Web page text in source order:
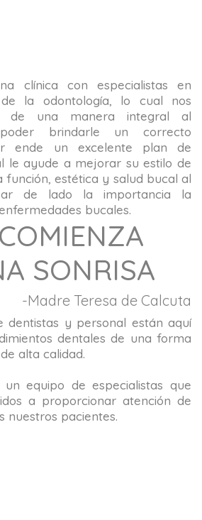
clínica con especialistas en
la odontología, lo cual nos
de una manera integral al
brindarle un correcto
ende un excelente plan de
le ayude a mejorar su estilo de
función, estética y salud bucal al
de lado la importancia la
bucales.
SONRISA
-Madre Teresa de Calcuta
dentistas y personal están aquí
dentales de una forma
alta calidad.
equipo de especialistas que
a proporcionar atención de
nuestros pacientes.